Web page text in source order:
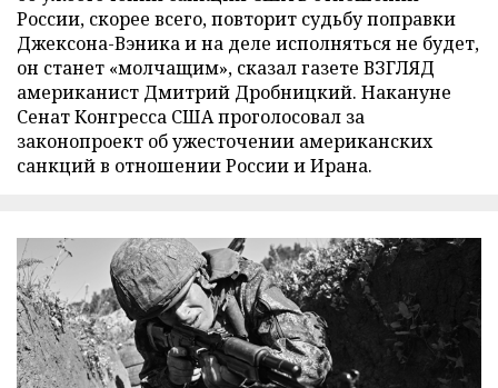
России, скорее всего, повторит судьбу поправки
Джексона-Вэника и на деле исполняться не будет,
он станет «молчащим», сказал газете ВЗГЛЯД
американист Дмитрий Дробницкий. Накануне
Сенат Конгресса США проголосовал за
законопроект об ужесточении американских
санкций в отношении России и Ирана.